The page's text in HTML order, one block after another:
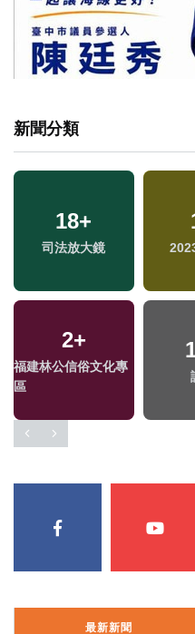
新聞分類
18+
司法放大鏡
2+
福建林公信俗文化專
區
最新新聞